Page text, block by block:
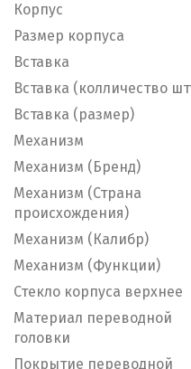
Корпус
Размер корпуса
Вставка
Вставка (колличество
Вставка (размер)
Механизм
Механизм (Бренд)
Механизм (Страна
происхождения)
Механизм (Калибр)
Механизм (Функции)
Стекло корпуса верхнее
Материал переводной
головки
Покрытие переводной